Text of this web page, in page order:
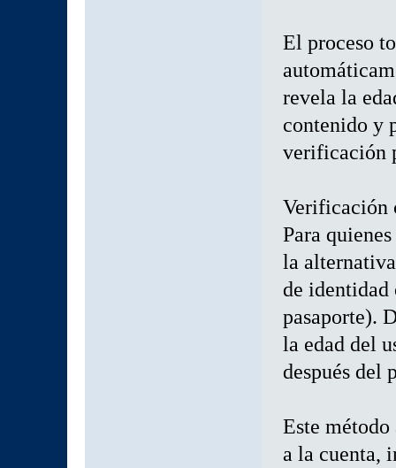
El proceso
revela la
contenido y
verificación
Verificación
Para
la
de
pasaporte).
la edad del
después del
Este
a la cuenta,